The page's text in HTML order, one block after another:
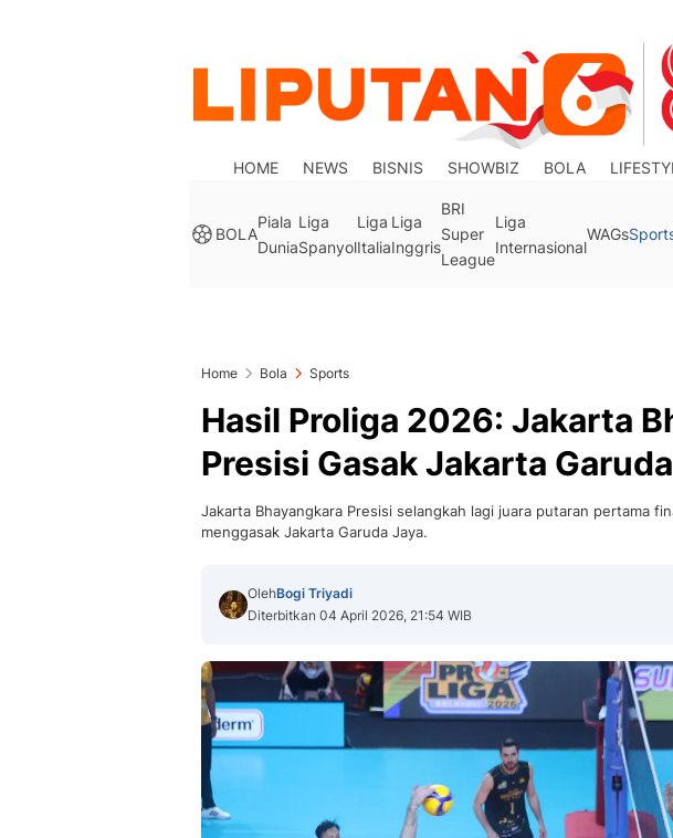
HOME NEWS BISNIS SHOWBIZ BOLA
BOLA
Piala
Dunia
Liga
Spanyol
Liga
Italia
Liga
Inggris
BRI
Super
League
Liga
Internasional
WAGs
Home Bola Sports
Hasil Proliga 2026: Jakarta
Presisi Gasak Jakarta
Jakarta Bhayangkara Presisi selangkah lagi juara putaran pertama
menggasak Jakarta Garuda Jaya.
OlehBogi Triyadi
Diterbitkan 04 April 2026, 21:54 WIB